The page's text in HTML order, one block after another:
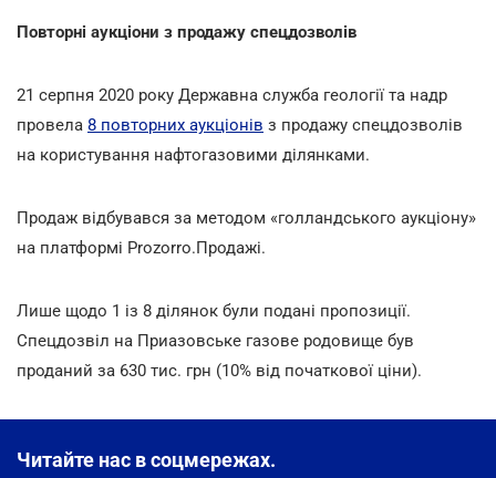
Повторні аукціони з продажу спецдозволів
21 серпня 2020 року Державна служба геології та надр
провела 8 повторних аукціонів з продажу спецдозволів
на користування нафтогазовими ділянками.
Продаж відбувався за методом «голландського аукціону»
на платформі Prozorro.Продажі.
Лише щодо 1 із 8 ділянок були подані пропозиції.
Спецдозвіл на Приазовське газове родовище був
проданий за 630 тис. грн (10% від початкової ціни).
Читайте нас в соцмережах.